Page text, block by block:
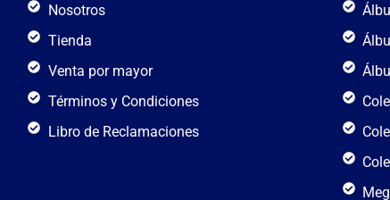
Nosotros
Tienda
Venta por mayor
Términos y Condiciones
Libro de Reclamaciones